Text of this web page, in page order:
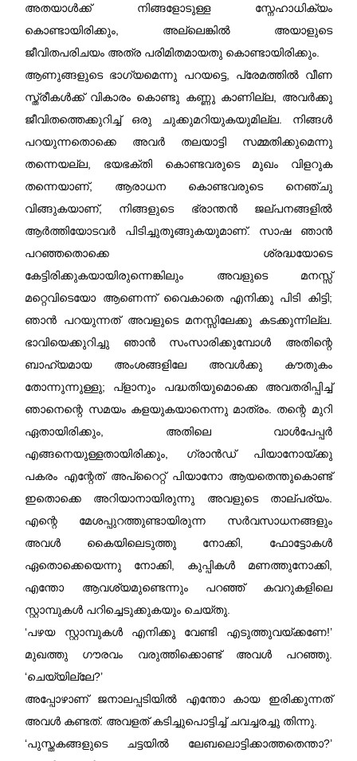
അതയാൾക്ക് നിങ്ങളോടുള്ള സ്നേഹാധിക്യം
കൊണ്ടായിരിക്കും, അല്ലെങ്കിൽ അയാളുടെ
ജീവിതപരിചയം അത്ര പരിമിതമായതു കൊണ്ടായിരിക്കും.
ആണുങ്ങളുടെ ഭാഗ്യമെന്നു പറയട്ടെ, പ്രേമത്തിൽ വീണ
സ്ത്രീകൾക്ക് വികാരം കൊണ്ടു കണ്ണു കാണില്ല, അവർക്കു
ജീവിതത്തെക്കുറിച്ച് ഒരു ചുക്കുമറിയുകയുമില്ല. നിങ്ങൾ
പറയുന്നതൊക്കെ അവർ തലയാട്ടി സമ്മതിക്കുമെന്നു
തന്നെയല്ല, ഭയഭക്തി കൊണ്ടവരുടെ മുഖം വിളറുക
തന്നെയാണ്‌, ആരാധന കൊണ്ടവരുടെ നെഞ്ചു
വിങ്ങുകയാണ്‌, നിങ്ങളുടെ ഭ്രാന്തൻ ജല്പനങ്ങളിൽ
ആർത്തിയോടവർ പിടിച്ചുതൂങ്ങുകയുമാണ്‌. സാഷ ഞാൻ
പറഞ്ഞതൊക്കെ ശ്രദ്ധയോടെ
കേട്ടിരിക്കുകയായിരുന്നെങ്കിലും അവളുടെ മനസ്സ്
മറ്റെവിടെയോ ആണെന്ന് വൈകാതെ എനിക്കു പിടി കിട്ടി;
ഞാൻ പറയുന്നത് അവളുടെ മനസ്സിലേക്കു കടക്കുന്നില്ല.
ഭാവിയെക്കുറിച്ചു ഞാൻ സംസാരിക്കുമ്പോൾ അതിന്റെ
ബാഹ്യമായ അംശങ്ങളിലേ അവൾക്കു കൗതുകം
തോന്നുന്നുള്ളു; പ്ളാനും പദ്ധതിയുമൊക്കെ അവതരിപ്പിച്ച്
ഞാനെന്റെ സമയം കളയുകയാനെന്നു മാത്രം. തന്റെ മുറി
ഏതായിരിക്കും, അതിലെ വാൾപേപ്പർ
എങ്ങനെയുള്ളതായിരിക്കും, ഗ്രാൻഡ് പിയാനോയ്ക്കു
പകരം എന്റേത് അപ്റൈറ്റ് പിയാനോ ആയതെന്തുകൊണ്ട്
ഇതൊക്കെ അറിയാനായിരുന്നു അവളുടെ താല്പര്യം.
എന്റെ മേശപ്പുറത്തുണ്ടായിരുന്ന സർവസാധനങ്ങളും
അവൾ കൈയിലെടുത്തു നോക്കി, ഫോട്ടോകൾ
ഏതൊക്കെയെന്നു നോക്കി, കുപ്പികൾ മണത്തുനോക്കി,
എന്തോ ആവശ്യമുണ്ടെന്നും പറഞ്ഞ് കവറുകളിലെ
സ്റ്റാമ്പുകൾ പറിച്ചെടുക്കുകയും ചെയ്തു.
‘പഴയ സ്റ്റാമ്പുകൾ എനിക്കു വേണ്ടി എടുത്തുവയ്ക്കണേ!’
മുഖത്തു ഗൗരവം വരുത്തിക്കൊണ്ട് അവൾ പറഞ്ഞു.
‘ചെയ്യില്ലേ?’
അപ്പോഴാണ്‌ ജനാലപ്പടിയിൽ എന്തോ കായ ഇരിക്കുന്നത്
അവൾ കണ്ടത്. അവളത് കടിച്ചുപൊട്ടിച്ച് ചവച്ചരച്ചു തിന്നു.
‘പുസ്തകങ്ങളുടെ ചട്ടയിൽ ലേബലൊട്ടിക്കാത്തതെന്താ?’